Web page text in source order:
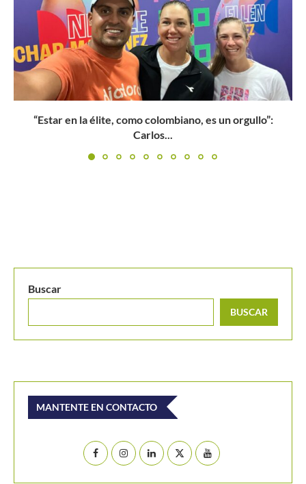
Debut y victoria para Nicolas Barrientos y Ariel Behar
en...
Buscar
BUSCAR
MANTENTE EN CONTACTO